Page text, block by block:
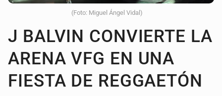
(Foto: Miguel Ángel Vidal)
J BALVIN CONVIERTE LA
ARENA VFG EN UNA
FIESTA DE REGGAETÓN